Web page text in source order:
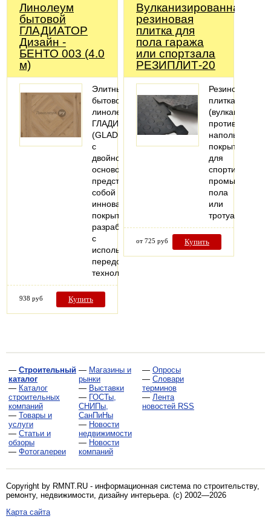
Линолеум
бытовой
ГЛАДИАТОР
Дизайн -
БЕНТО 003 (4.0
м)
Элитный
бытовой
линолеум
ГЛАДИАТОР
(GLADIATOR)
с
двойной
основой
представляет
собой
инновационное
покрытие,
разработанное
с
использованием
передовых
технологий…
938 руб Купить
Вулканизированная
резиновая
плитка для
пола гаража
или спортзала
РЕЗИПЛИТ-20
Резиновая
плитка
(вулканизация),
напольное
покрытие
для
спортивного,
пола
или
тротуара.
от 725 руб Купить
— Строительный
каталог
— Каталог
строительных
компаний
— Товары и
услуги
— Статьи и
обзоры
— Фотогалереи
— Магазины и
рынки
— Выставки
— ГОСТы,
СНИПы,
СанПиНы
— Новости
недвижимости
— Новости
компаний
— Опросы
— Словари
терминов
— Лента
новостей RSS
Copyright by RMNT.RU - информационная система по строительству,
ремонту, недвижимости, дизайну интерьера . (c) 2002—2026
Карта сайта